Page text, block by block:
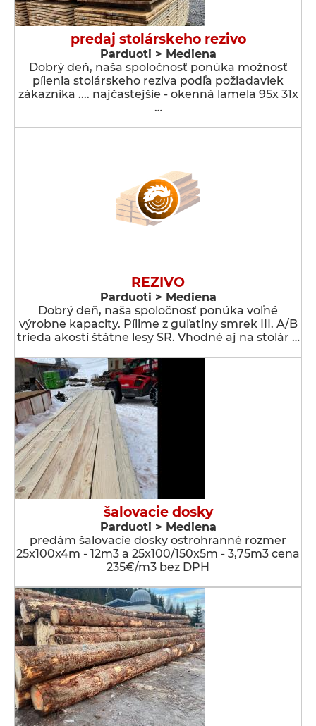
predaj stolárskeho rezivo
Parduoti > Mediena
Dobrý deň, naša spoločnosť ponúka možnosť
pílenia stolárskeho reziva podľa požiadaviek
zákazníka .... najčastejšie - okenná lamela 95x 31x
…
REZIVO
Parduoti > Mediena
Dobrý deň, naša spoločnosť ponúka voľné
výrobne kapacity. Pílime z guľatiny smrek III. A/B
trieda akosti štátne lesy SR. Vhodné aj na stolár …
šalovacie dosky
Parduoti > Mediena
predám šalovacie dosky ostrohranné rozmer
25x100x4m - 12m3 a 25x100/150x5m - 3,75m3 cena
235€/m3 bez DPH